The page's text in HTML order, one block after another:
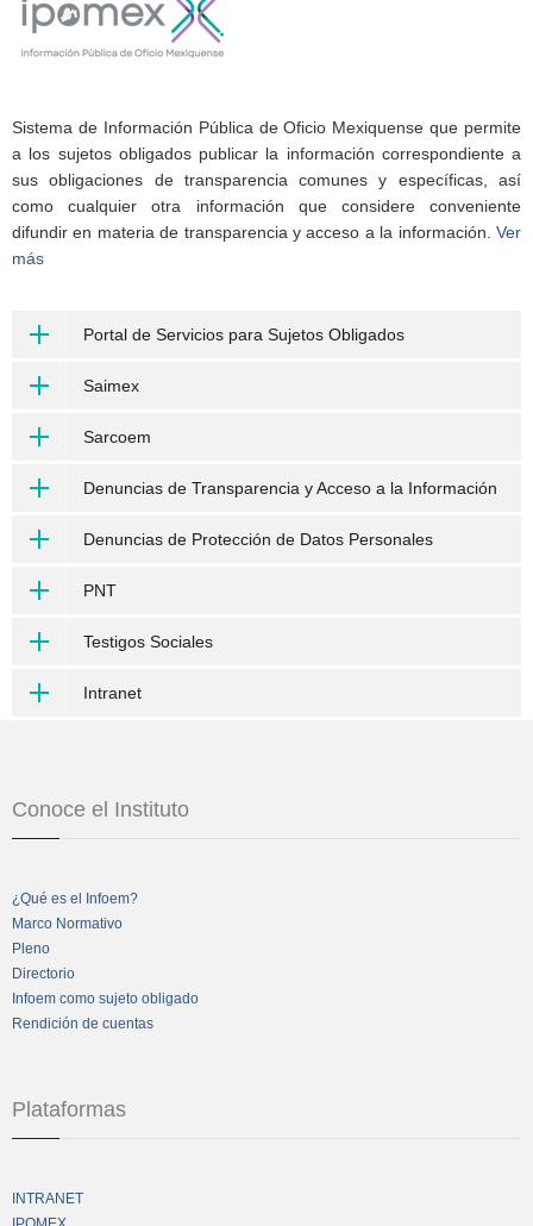
Sistema de Información Pública de Oficio Mexiquense que permite
a los sujetos obligados publicar la información correspondiente a
sus obligaciones de transparencia comunes y específicas, así
como cualquier otra información que considere conveniente
difundir en materia de transparencia y acceso a la información. Ver
más
Portal de Servicios para Sujetos Obligados
Saimex
Sarcoem
Denuncias de Transparencia y Acceso a la Información
Denuncias de Protección de Datos Personales
PNT
Testigos Sociales
Intranet
Conoce el Instituto
¿Qué es el Infoem?
Marco Normativo
Pleno
Directorio
Infoem como sujeto obligado
Rendición de cuentas
Plataformas
INTRANET